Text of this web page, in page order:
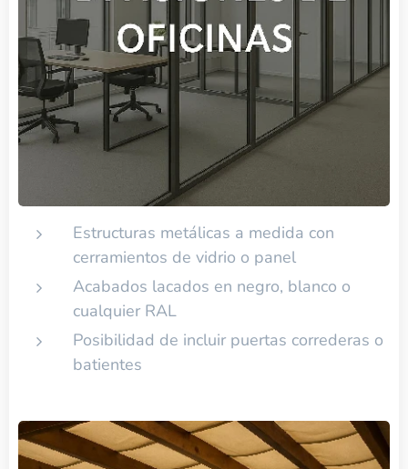
Estructuras metálicas a medida con
cerramientos de vidrio o panel
Acabados lacados en negro, blanco o
cualquier RAL
Posibilidad de incluir puertas correderas o
batientes